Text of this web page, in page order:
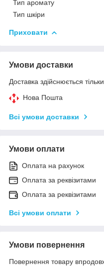
Тип аромату
Тип шкіри
Приховати
Умови доставки
Доставка здійснюється
Нова Пошта
Всі умови доставки
Умови оплати
Оплата на рахунок
Оплата за реквізитами
Оплата за реквізитами
Всі умови оплати
Умови повернення
Повернення товару